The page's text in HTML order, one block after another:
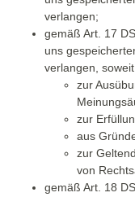
verlangen;
gemäß Art. 17
uns
verlangen,
zur
zur
aus
zur
von
gemäß Art. 18